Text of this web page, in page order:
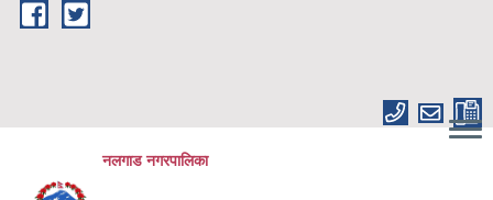
Skip to main content
नलगाड नगरपालिका